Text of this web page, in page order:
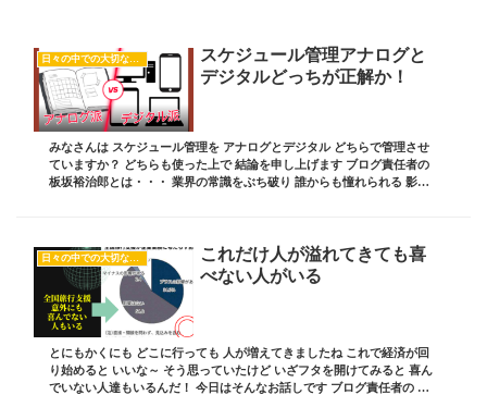
日々の中での大切な気付き
スケジュール管理アナログと
デジタルどっちが正解か！
みなさんは スケジュール管理を アナログとデジタル どちらで管理させ
ていますか？ どちらも使った上で 結論を申し上げます ブログ責任者の
板坂裕治郎とは・・・ 業界の常識をぶち破り 誰からも憧れられる 影響
日々の中での大切な気付き
これだけ人が溢れてきても喜
べない人がいる
とにもかくにも どこに行っても 人が増えてきましたね これで経済が回
り始めると いいな～ そう思っていたけど いざフタを開けてみると 喜ん
でいない人達もいるんだ！ 今日はそんなお話しです ブログ責任者の 板